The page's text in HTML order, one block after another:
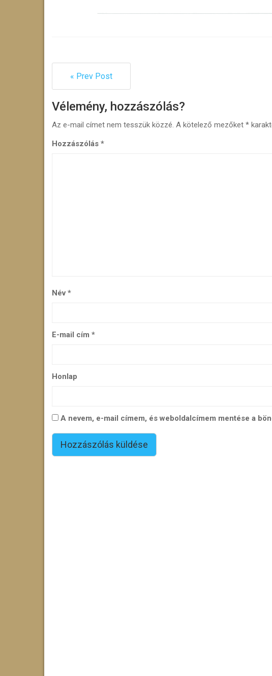
« Prev Post
Vélemény, hozzászólás?
Az e-mail címet nem tesszük közzé. A kötelező mezőket *
Hozzászólás *
Név*
E-mail cím *
Honlap
A nevem, e-mail címem, és weboldalcímem mentése a